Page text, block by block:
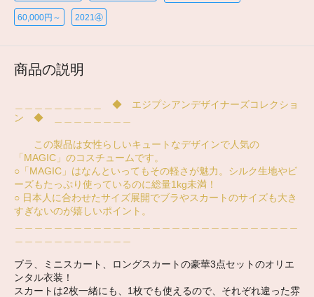
60,000円～ 2021④
商品の説明
＿＿＿＿＿＿＿＿＿ ◆ エジプシアンデザイナーズコレクショ
ン ◆ ＿＿＿＿＿＿＿＿
この製品は女性らしいキュートなデザインで人気の
「MAGIC」のコスチュームです。
○「MAGIC」はなんといってもその軽さが魅力。シルク生地やビ
ーズもたっぷり使っているのに総量1kg未満！
○ 日本人に合わせたサイズ展開でブラやスカートのサイズも大き
すぎないのが嬉しいポイント。
ブラ、ミニスカート、ロングスカートの豪華3点セットのオリエ
ンタル衣装！
スカートは2枚一緒にも、1枚でも使えるので、それぞれ違った雰